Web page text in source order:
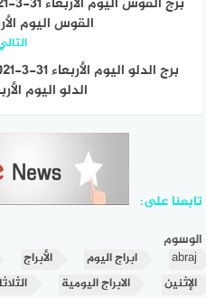
القوس اليوم الأربعاء
الدلو اليوم الأربعاء
تابعنا على:
الوسوم
abraj ابراج اليوم الأبراج
الإثنين
الابراج اليومية